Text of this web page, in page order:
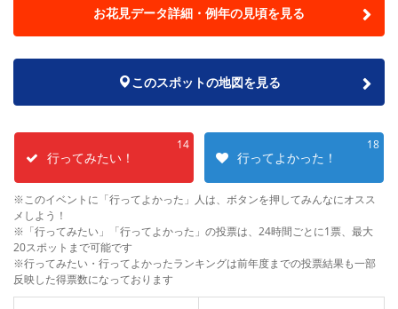
お花見データ詳細・例年の見頃を見る
このスポットの地図を見る
14
行ってみたい！
18
行ってよかった！
※このイベントに「行ってよかった」人は、ボタンを押してみんなにオスス
メしよう！
※「行ってみたい」「行ってよかった」の投票は、24時間ごとに1票、最大
20スポットまで可能です
※行ってみたい・行ってよかったランキングは前年度までの投票結果も一部
反映した得票数になっております